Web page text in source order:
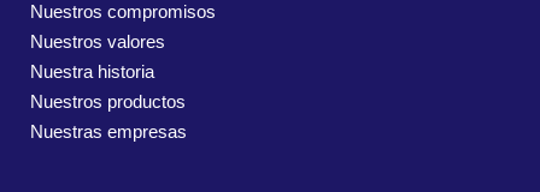
Nuestros compromisos
Nuestros valores
Nuestra historia
Nuestros productos
Nuestras empresas